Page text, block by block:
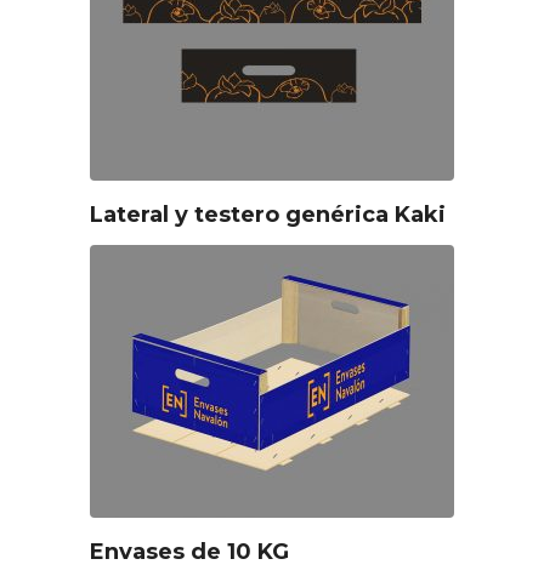
Lateral y testero genérica Kaki
Envases de 10 KG